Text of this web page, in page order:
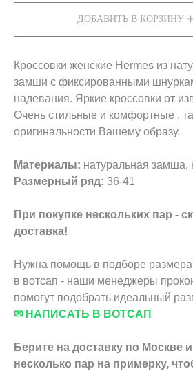
ДОБАВИТЬ В КОРЗИНУ ➕
Кроссовки женские Hermes из
замши с фиксированными
надевания. Яркие кроссовки от
Очень стильные и комфортные ,
оригинальности Вашему образу.
Материалы: натуральная замша,
Размерный ряд: 36-41
При покупке нескольких пар -
доставка!
Нужна помощь в подборе
в вотсап - наши менеджеры
помогут подобрать идеальный
✉ НАПИСАТЬ В ВОТСАП
Берите на доставку по Москве
несколько пар на примерку,